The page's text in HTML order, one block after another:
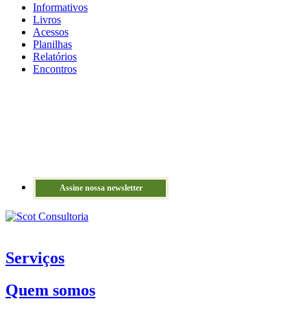
Informativos
Livros
Acessos
Planilhas
Relatórios
Encontros
Assine nossa newsletter
Serviços
Quem somos